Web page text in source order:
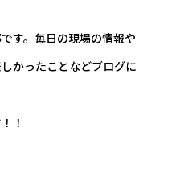
す。毎日の現場の情報や
かったことなどブログに
！